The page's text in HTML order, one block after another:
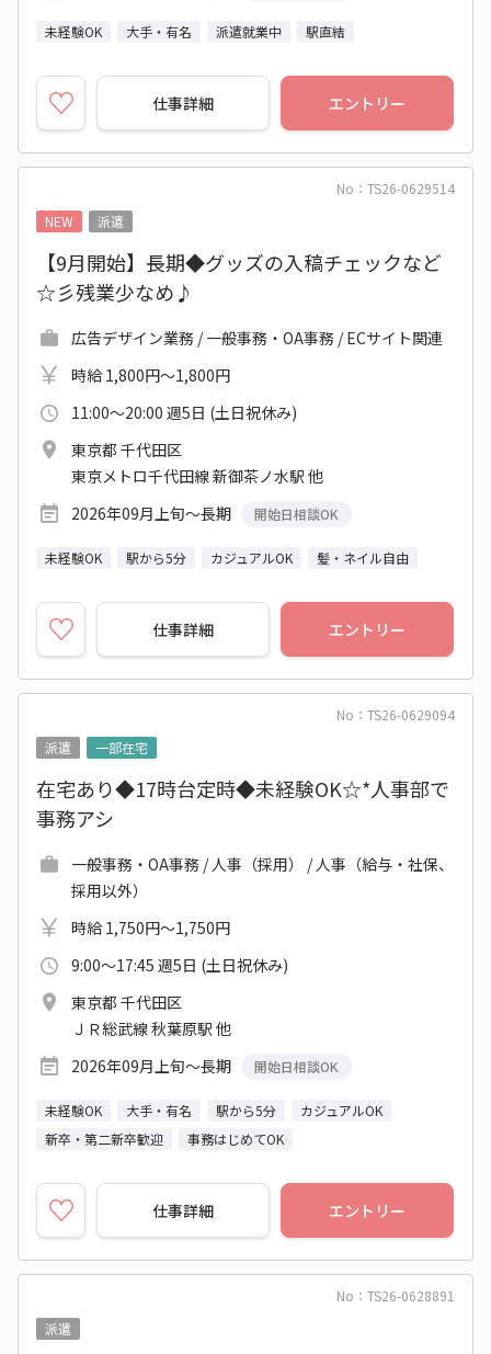
未経験OK 大手・有名 派遣就業中 駅直結
仕事詳細 エントリー
No：TS26-0629514
NEW
派遣
【9月開始】長期◆グッズの入稿チェックなど
☆彡残業少なめ♪
広告デザイン業務 / 一般事務・OA事務 / ECサイト関連
時給 1,800円～1,800円
11:00～20:00 週5日 (土日祝休み)
東京都 千代田区
東京メトロ千代田線 新御茶ノ水駅 他
2026年09月上旬～長期
開始日相談OK
未経験OK 駅から5分 カジュアルOK 髪・ネイル自由
仕事詳細 エントリー
No：TS26-0629094
派遣
一部在宅
在宅あり◆17時台定時◆未経験OK☆*人事部で
事務アシ
一般事務・OA事務 / 人事（採用） / 人事（給与・社保、
採用以外）
時給 1,750円～1,750円
9:00～17:45 週5日 (土日祝休み)
東京都 千代田区
ＪＲ総武線 秋葉原駅 他
2026年09月上旬～長期
開始日相談OK
未経験OK 大手・有名 駅から5分
カジュアルOK
新卒・第二新卒歓迎
事務はじめてOK
仕事詳細 エントリー
No：TS26-0628891
派遣